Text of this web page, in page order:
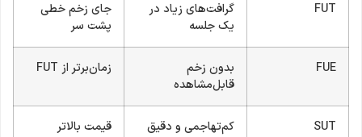
FUT
گرافت‌های زیاد در
یک جلسه
جای زخم خطی
پشت سر
FUE
بدون زخم
قابل‌مشاهده
زمان‌برتر از FUT
SUT کم‌تهاجمی و دقیق قیمت بالاتر